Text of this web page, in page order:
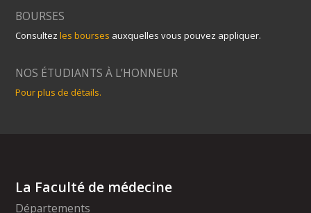
BOURSES
Consultezles bourses auxquelles vous pouvez appliquer.
NOS ÉTUDIANTS À L’HONNEUR
Pour plus de détails.
La Faculté de médecine
Départements